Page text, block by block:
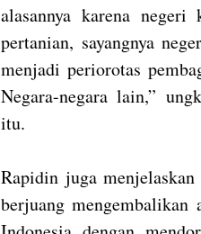
alasannya karena
pertanian, sayangnya
menjadi periorotas
Negara-negara lain,”
itu.
Rapidin juga
berjuang mengembalikan